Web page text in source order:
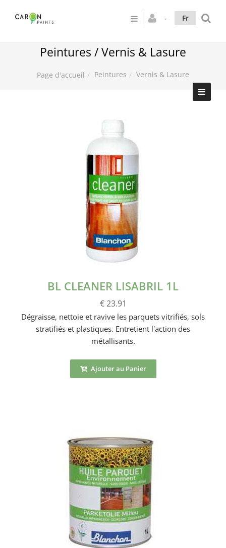
Fr
Peintures / Vernis & Lasure
Page d'accueil Peintures Vernis & Lasure
BL CLEANER LISABRIL 1L
€ 23.91
Dégraisse, nettoie et ravive les parquets vitrifiés, sols
stratifiés et plastiques. Entretient l'action des
métallisants.
Ajouter au Panier